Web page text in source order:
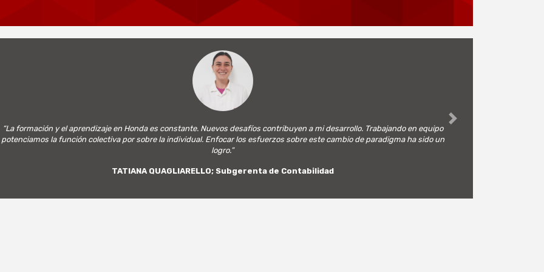
“La formación y el aprendizaje en Honda es constante. Nuevos desafíos contribuyen a mi desarrollo. Trabajando en equipo
potenciamos la función colectiva por sobre la individual. Enfocar los esfuerzos sobre este cambio de paradigma ha sido un
logro.”
TATIANA QUAGLIARELLO; Subgerenta de Contabilidad
Next